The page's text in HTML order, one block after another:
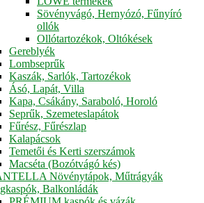
Sövényvágó, Hernyózó, Fűnyíró
ollók
Ollótartozékok, Oltókések
Gereblyék
Lombseprűk
Kaszák, Sarlók, Tartozékok
Ásó, Lapát, Villa
Kapa, Csákány, Saraboló, Horoló
Seprűk, Szemeteslapátok
Fűrész, Fűrészlap
Kalapácsok
Temetői és Kerti szerszámok
Macséta (Bozótvágó kés)
Növénytápok, Műtrágyák
Balkonládák